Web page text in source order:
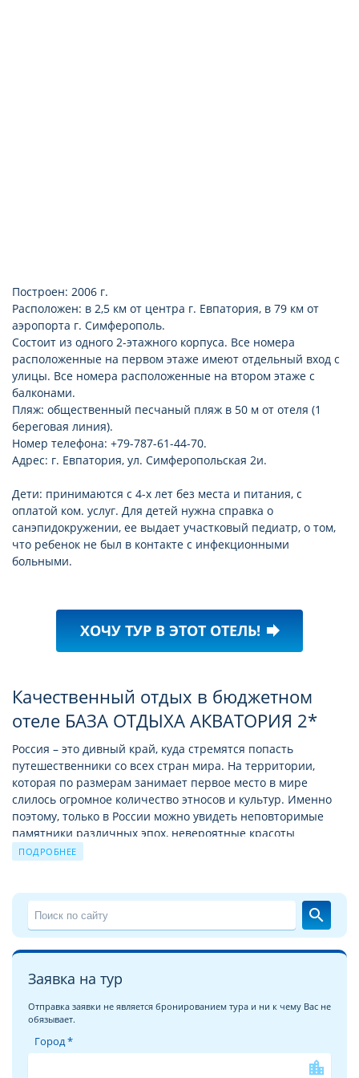
Построен: 2006 г.
Расположен: в 2,5 км от центра г. Евпатория, в 79 км от
аэропорта г. Симферополь.
Состоит из одного 2-этажного корпуса. Все номера
расположенные на первом этаже имеют отдельный вход с
улицы. Все номера расположенные на втором этаже с
балконами.
Пляж: общественный песчаный пляж в 50 м от отеля (1
береговая линия).
Номер телефона: +79-787-61-44-70.
Адрес: г. Евпатория, ул. Симферопольская 2и.
Дети: принимаются с 4-х лет без места и питания, с
оплатой ком. услуг. Для детей нужна справка о
санэпидокружении, ее выдает участковый педиатр, о том,
что ребенок не был в контакте с инфекционными
больными.
ХОЧУ ТУР В ЭТОТ ОТЕЛЬ! forward
Качественный отдых в бюджетном
отеле БАЗА ОТДЫХА АКВАТОРИЯ 2*
Россия – это дивный край, куда стремятся попасть
путешественники со всех стран мира. На территории,
которая по размерам занимает первое место в мире
слилось огромное количество этносов и культур. Именно
поэтому, только в России можно увидеть неповторимые
памятники различных эпох, невероятные красоты
природы Байкала и Камчатки, удивительных животных и
снег в одной части страны и теплое лазурное море в
другой.
Для качественного бюджетного отдыха в России можно
множества вариантов есть известные цепочки отелей,
например такие как Ibis Budget или Azimut, а также
собственные отельные марки и гостиницы,
принадлежащие частным собственникам.
ПОДРОБНЕЕ
search
Заявка на тур
Отправка заявки не является бронированием тура и ни к чему Вас не
обязывает.
Город *
location_city